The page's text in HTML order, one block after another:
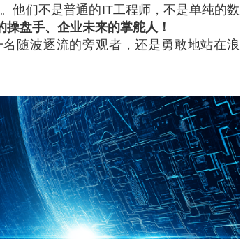
他们不是普通的IT工程师，不是单纯的数
盘手、企业未来的掌舵人！
随波逐流的旁观者，还是勇敢地站在浪